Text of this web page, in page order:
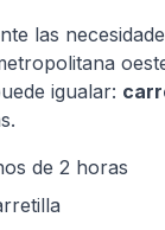
las
igualar:
de 2 horas